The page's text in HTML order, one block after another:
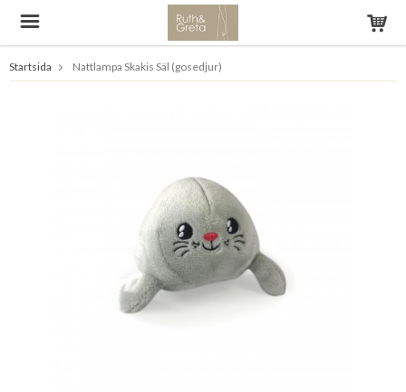
Startsida Nattlampa Skakis Säl (gosedjur)